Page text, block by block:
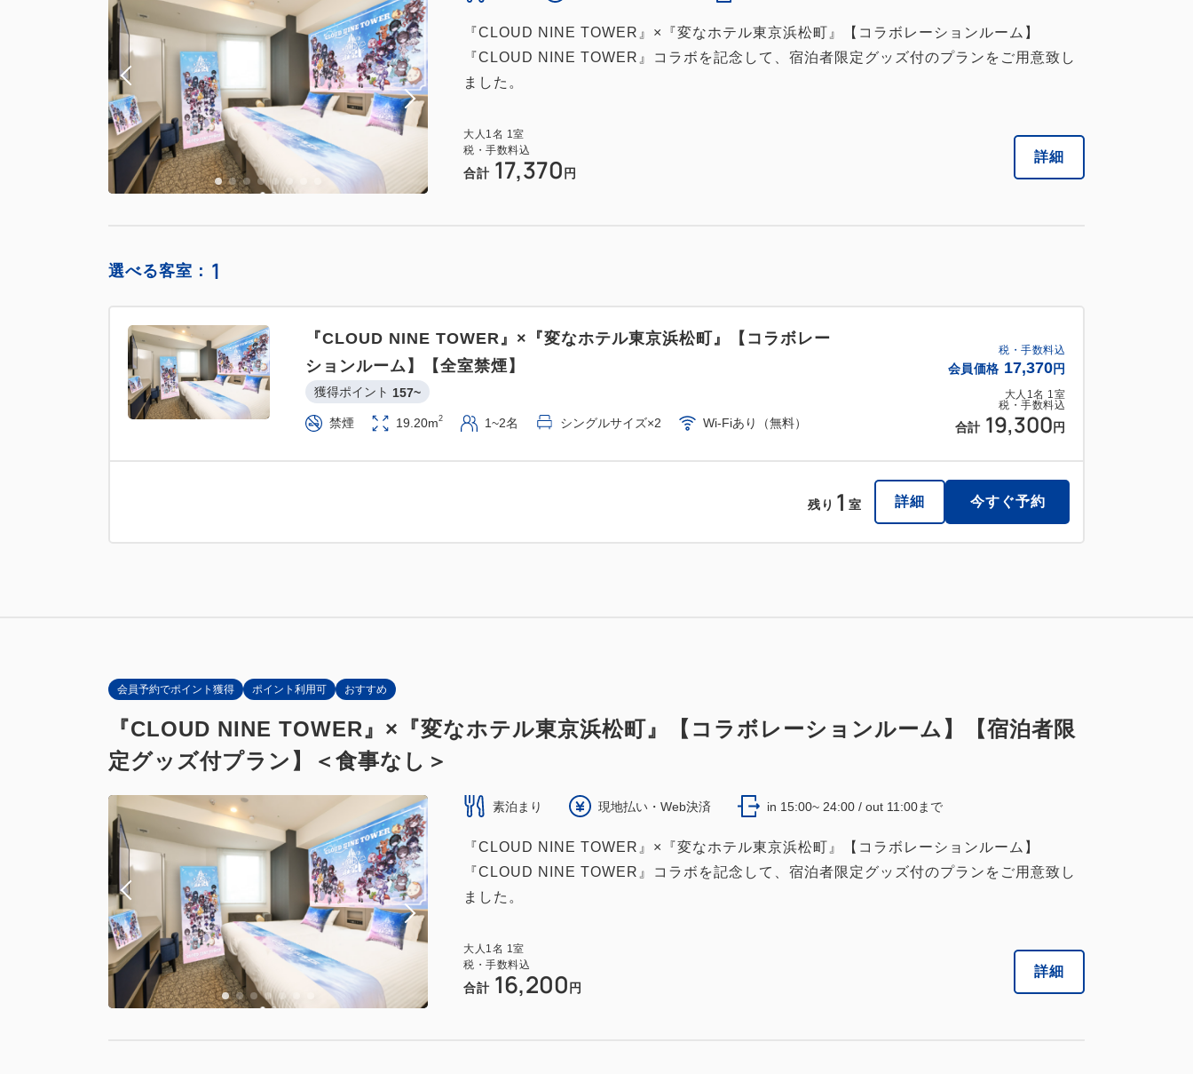
『CLOUD NINE TOWER』×『変なホテル東京浜松町』【コラボレーションルーム】
『CLOUD NINE TOWER』コラボを記念して、宿泊者限定グッズ付のプランをご用意致し
ました。
大人 1名 1室
税・手数料込
合計 17,370 円
詳細
選べる客室： 1
税・手数料込
会員価格 17,370円
大人 1名 1室
税・手数料込
合計 19,300 円
『CLOUD NINE TOWER』×『変なホテル東京浜松町』【コラボレー
ションルーム】【全室禁煙】
獲得ポイント 157~
禁煙 19.20m2 1~2名 シングルサイズ×2 Wi-Fiあり（無料）
残り 1 室 詳細 今すぐ予約
会員予約でポイント獲得 ポイント利用可 おすすめ
『CLOUD NINE TOWER』×『変なホテル東京浜松町』【コラボレーションルーム】【宿泊者限
定グッズ付プラン】＜食事なし＞
素泊まり 現地払い・Web決済 in 15:00~ 24:00 / out 11:00まで
『CLOUD NINE TOWER』×『変なホテル東京浜松町』【コラボレーションルーム】
『CLOUD NINE TOWER』コラボを記念して、宿泊者限定グッズ付のプランをご用意致し
ました。
大人 1名 1室
税・手数料込
合計 16,200 円
詳細